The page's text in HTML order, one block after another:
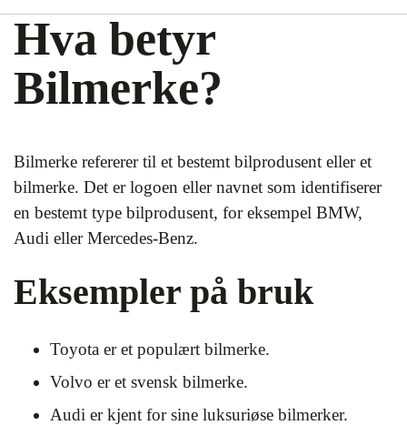
Hva betyr
Bilmerke?
Bilmerke refererer til et bestemt bilprodusent eller et
bilmerke. Det er logoen eller navnet som identifiserer
en bestemt type bilprodusent, for eksempel BMW,
Audi eller Mercedes-Benz.
Eksempler på bruk
Toyota er et populært bilmerke.
Volvo er et svensk bilmerke.
Audi er kjent for sine luksuriøse bilmerker.